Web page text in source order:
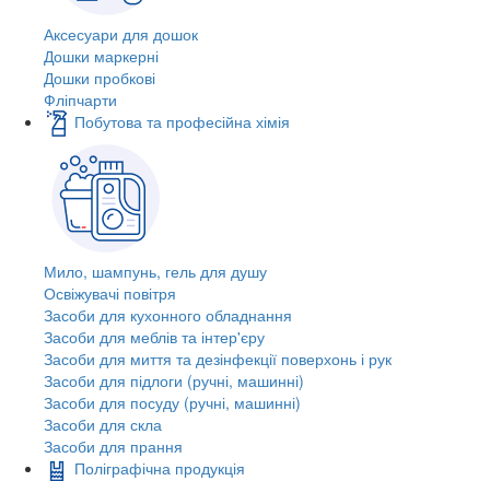
Аксесуари для дошок
Дошки маркерні
Дошки пробкові
Фліпчарти
Побутова та професійна хімія
Мило, шампунь, гель для душу
Освіжувачі повітря
Засоби для кухонного обладнання
Засоби для меблів та інтер'єру
Засоби для миття та дезінфекції поверхонь і рук
Засоби для підлоги (ручні, машинні)
Засоби для посуду (ручні, машинні)
Засоби для скла
Засоби для прання
Поліграфічна продукція